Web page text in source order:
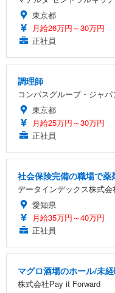
東京都
月給26万円～30万円
正社員
調理師
コンパスグループ・ジャ
東京都
月給25万円～30万円
正社員
社会保険完備の職場で薬
データインデックス株式
愛知県
月給35万円～40万円
正社員
マグロ酒場のホール/未
株式会社Pay it Forward